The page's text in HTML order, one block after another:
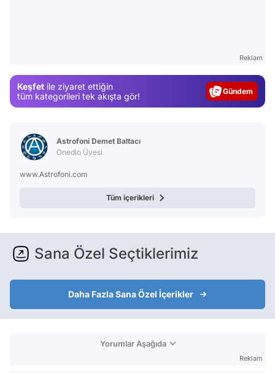
Reklam
Keşfet ile ziyaret ettiğin
tüm kategorileri tek akışta gör!
Gündem
Magazin
Astrofoni Demet Baltacı
Onedio Üyesi
www.Astrofoni.com
Tüm içerikleri
Sana Özel Seçtiklerimiz
Daha Fazla Sana Özel İçerikler
Yorumlar Aşağıda
Reklam